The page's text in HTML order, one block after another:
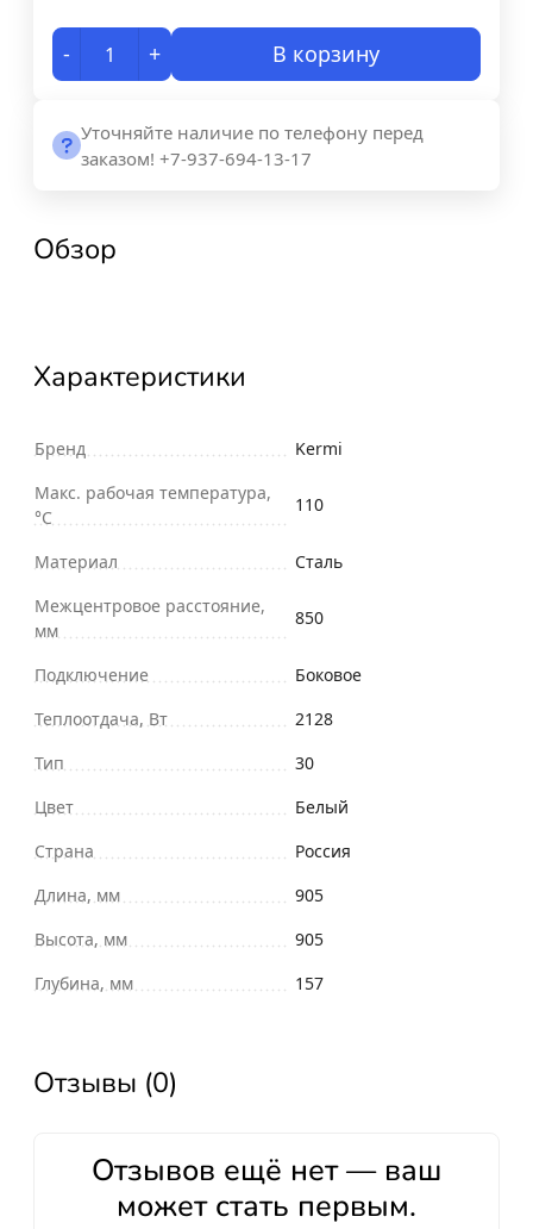
- + В корзину
Уточняйте наличие по телефону перед
заказом! +7-937-694-13-17
Обзор
Характеристики
Бренд
Kermi
Макс. рабочая температура,
°С
110
Материал
Сталь
Межцентровое расстояние,
мм
850
Подключение
Боковое
Теплоотдача, Вт
2128
Тип
30
Цвет
Белый
Страна
Россия
Длина, мм
905
Высота, мм
905
Глубина, мм
157
Отзывы (0)
Отзывов ещё нет — ваш
может стать первым.